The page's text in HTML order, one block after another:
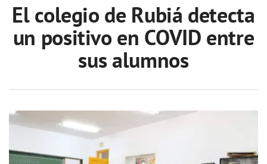
El colegio de Rubiá detecta
un positivo en COVID entre
sus alumnos